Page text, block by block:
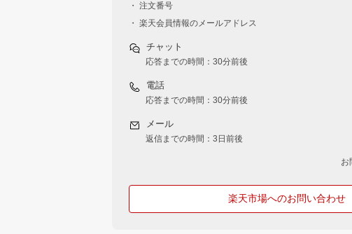
・ 注文番号
・ 楽天会員情報のメールアドレス
チャット
応答までの時間：30分前後
電話
応答までの時間：30分前後
メール
返信までの時間：3日前後
お
楽天市場へのお問い合わせ